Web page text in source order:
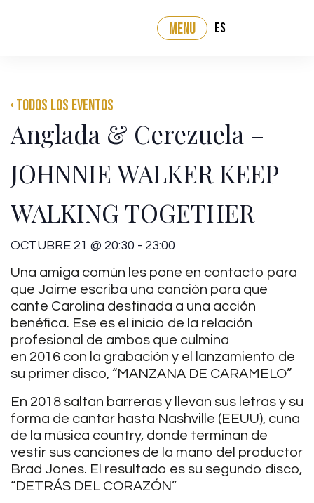
MENU ES
‹ Todos los eventos
Anglada & Cerezuela –
JOHNNIE WALKER KEEP
WALKING TOGETHER
OCTUBRE 21 @ 20:30 - 23:00
Una amiga común les pone en contacto para
que Jaime escriba una canción para que
cante Carolina destinada a una acción
benéfica. Ese es el inicio de la relación
profesional de ambos que culmina
en 2016 con la grabación y el lanzamiento de
su primer disco, “MANZANA DE CARAMELO”
En 2018 saltan barreras y llevan sus letras y su
forma de cantar hasta Nashville (EEUU), cuna
de la música country, donde terminan de
vestir sus canciones de la mano del productor
Brad Jones. El resultado es su segundo disco,
“DETRÁS DEL CORAZÓN”